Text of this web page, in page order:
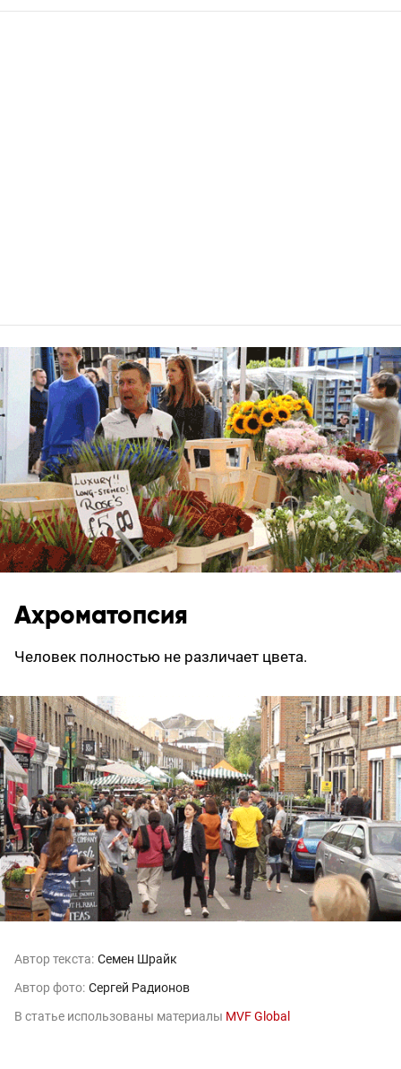
Ахроматопсия
Человек полностью не различает цвета.
Автор текста: Семен Шрайк
Автор фото: Сергей Радионов
В статье использованы материалы MVF Global